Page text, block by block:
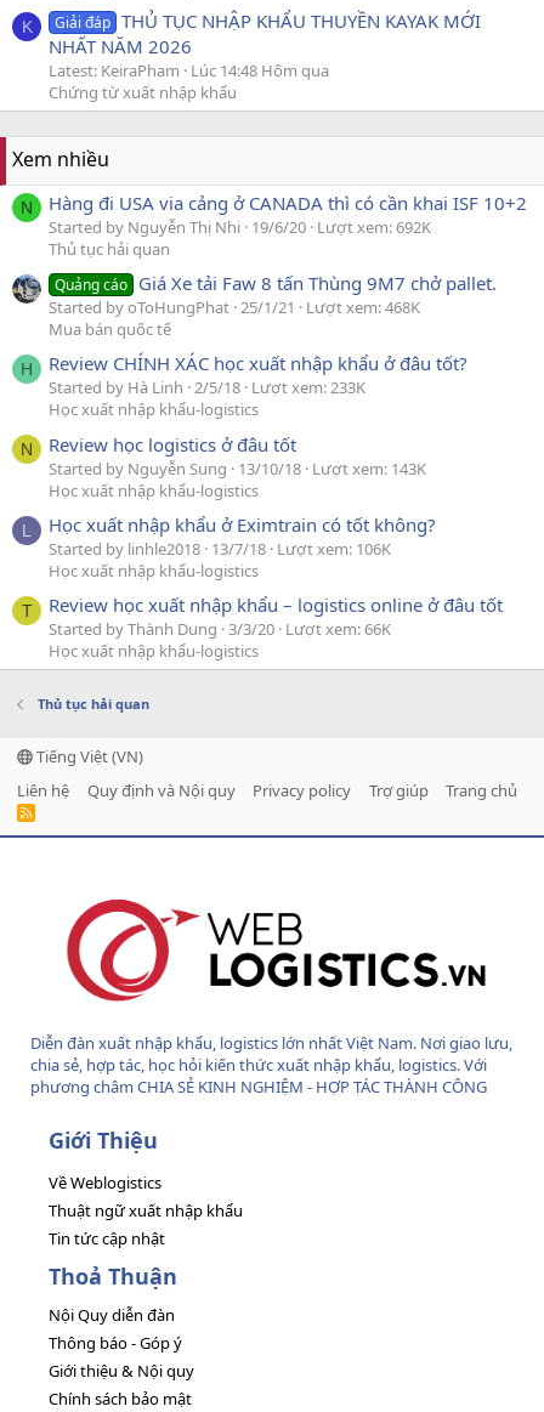
K Giải đáp THỦ TỤC NHẬP KHẨU THUYỀN KAYAK MỚI
NHẤT NĂM 2026
Latest: KeiraPham
Lúc 14:48 Hôm qua
Chứng từ xuất nhập khẩu
Xem nhiều
N Hàng đi USA via cảng ở CANADA thì có cần khai ISF 10+2
Started by Nguyễn Thị Nhi 19/6/20 Lượt xem: 692K
Thủ tục hải quan
Quảng cáo Giá Xe tải Faw 8 tấn Thùng 9M7 chở pallet.
Started by oToHungPhat 25/1/21
Lượt xem: 468K
Mua bán quốc tế
H Review CHÍNH XÁC học xuất nhập khẩu ở đâu tốt?
Started by Hà Linh 2/5/18 Lượt xem: 233K
Học xuất nhập khẩu-logistics
N Review học logistics ở đâu tốt
Started by Nguyễn Sung 13/10/18 Lượt xem: 143K
Học xuất nhập khẩu-logistics
L Học xuất nhập khẩu ở Eximtrain có tốt không?
Started by linhle2018 13/7/18 Lượt xem: 106K
Học xuất nhập khẩu-logistics
T Review học xuất nhập khẩu – logistics online ở đâu tốt
Started by Thành Dung 3/3/20 Lượt xem: 66K
Học xuất nhập khẩu-logistics
Thủ tục hải quan
Tiếng Việt (VN)
Liên hệ
Quy định và Nội quy Privacy policy Trợ giúp Trang chủ
R
Diễn đàn xuất nhập khẩu, logistics lớn nhất Việt Nam. Nơi giao lưu,
chia sẻ, hợp tác, học hỏi kiến thức xuất nhập khẩu, logistics. Với
phương châm CHIA SẺ KINH NGHIỆM - HỢP TÁC THÀNH CÔNG
Giới Thiệu
Về Weblogistics
Thuật ngữ xuất nhập khẩu
Tin tức cập nhật
Thoả Thuận
Nội Quy diễn đàn
Thông báo - Góp ý
Giới thiệu & Nội quy
Chính sách bảo mật